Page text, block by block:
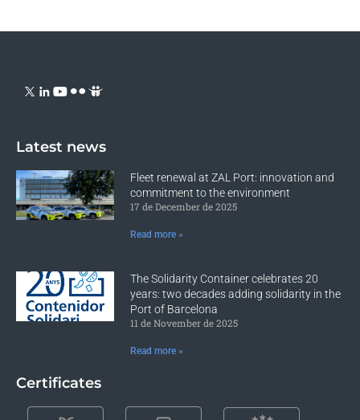
Latest news
Fleet renewal at ZAL Port: innovation and
commitment to the environment
17 de December de 2025
Read more »
The Solidarity Container celebrates 20
years: two decades adding solidarity in the
Port of Barcelona
11 de November de 2025
Read more »
Certificates